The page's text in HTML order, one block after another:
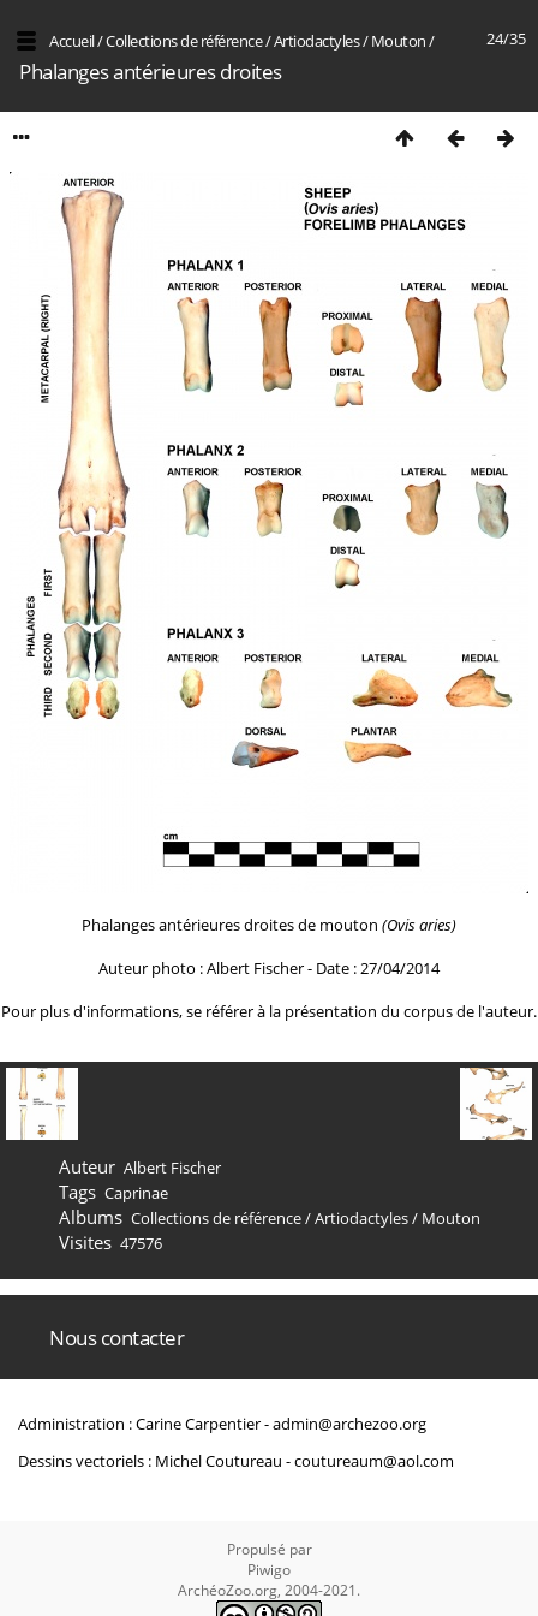
24/35
Accueil/Collections de référence/Artiodactyles/Mouton/
Phalanges antérieures droites
Phalanges antérieures droites de mouton (Ovis aries)
Auteur photo : Albert Fischer - Date : 27/04/2014
Pour plus d'informations, se référer à la présentation du corpus de l'auteur.
Auteur Albert Fischer
Tags Caprinae
Albums Collections de référence/Artiodactyles/ Mouton
Visites 47576
Nous contacter
Administration : Carine Carpentier -admin@archezoo.org
Dessins vectoriels : Michel Coutureau -coutureaum@aol.com
Propulsé par
Piwigo
ArchéoZoo.org, 2004-2021.